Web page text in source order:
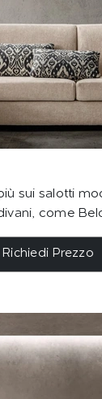
sui salotti
come
Richiedi Prezzo